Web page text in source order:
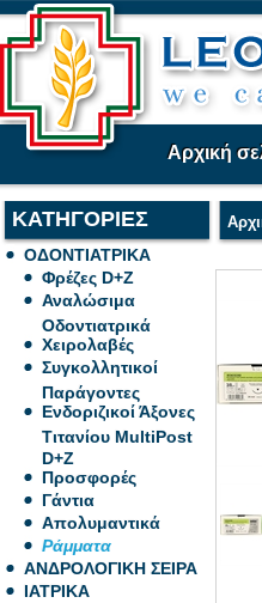
Αρχική
ΚΑΤΗΓΟΡΙΕΣ
ΟΔΟΝΤΙΑΤΡΙΚΑ
Φρέζες D+Z
Αναλώσιμα
Οδοντιατρικά
Χειρολαβές
Συγκολλητικοί
Παράγοντες
Ενδοριζικοί Άξονες
Τιτανίου MultiPost
D+Z
Προσφορές
Γάντια
Απολυμαντικά
Ράμματα
ΑΝΔΡΟΛΟΓΙΚΗ ΣΕΙΡΑ
ΙΑΤΡΙΚΑ